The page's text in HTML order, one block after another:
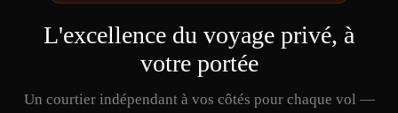
L'excellence du voyage privé, à
votre portée
Un courtier indépendant à vos côtés pour chaque vol —